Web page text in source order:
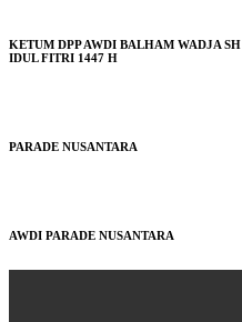
KETUM DPP AWDI BALHAM WADJA
IDUL FITRI 1447 H
PARADE NUSANTARA
AWDI PARADE NUSANTARA